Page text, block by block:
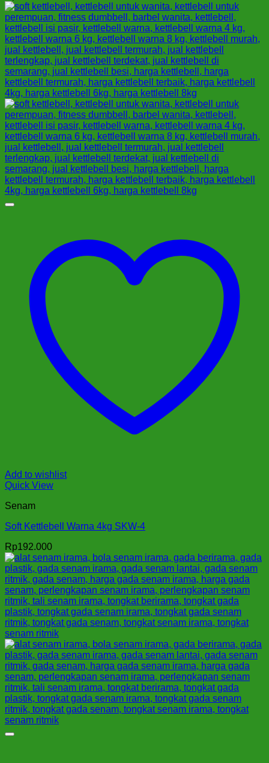
Add to wishlist
Quick View
Senam
Soft Kettlebell Warna 4kg SKW-4
Rp192.000